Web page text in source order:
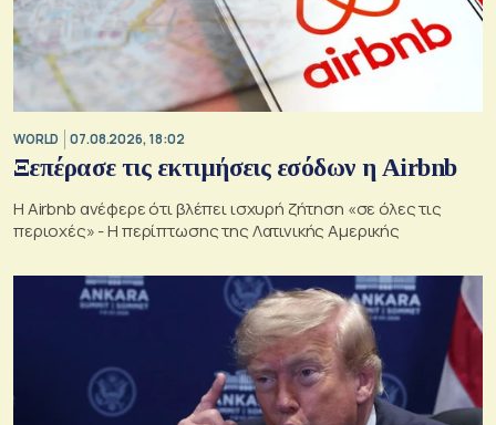
WORLD 07.08.2026, 18:02
Ξεπέρασε τις εκτιμήσεις εσόδων η Airbnb
Η Airbnb ανέφερε ότι βλέπει ισχυρή ζήτηση «σε όλες τις
περιοχές» - Η περίπτωσης της Λατινικής Αμερικής